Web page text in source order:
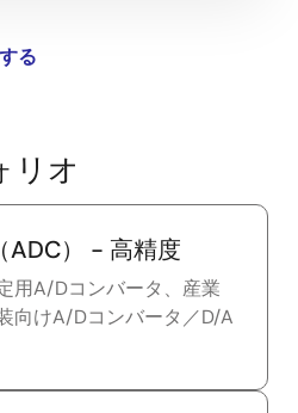
る
リオ
ADC） - 高精度
用A/Dコンバータ、産業
向けA/Dコンバータ／D/A